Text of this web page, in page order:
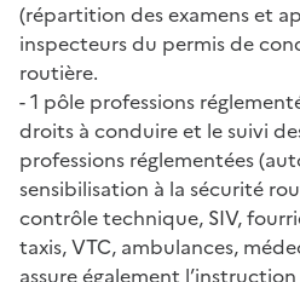
(répartition des examens et
inspecteurs du permis de
routière.
- 1 pôle professions
droits à conduire et le suivi
professions réglementées
sensibilisation à la sécurité
contrôle technique, SIV,
taxis, VTC, ambulances,
assure également